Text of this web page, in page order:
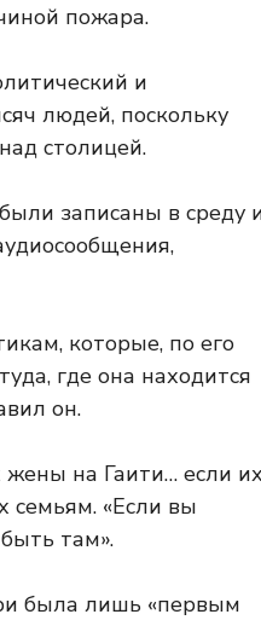
пожара.
и
людей, поскольку
столицей.
записаны в среду
которые, по его
где она находится
он.
жены на Гаити… если их
семьям. «Если вы
там».
была лишь «первым